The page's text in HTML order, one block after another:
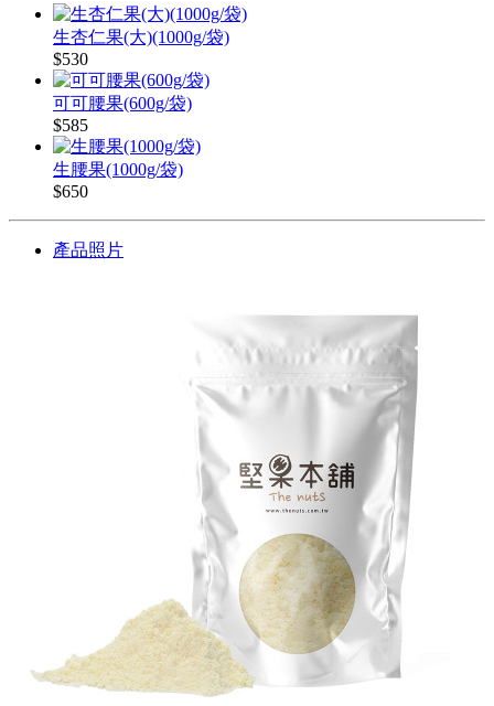
生杏仁果(大)(1000g/袋)
$530
可可腰果(600g/袋)
$585
生腰果(1000g/袋)
$650
產品照片